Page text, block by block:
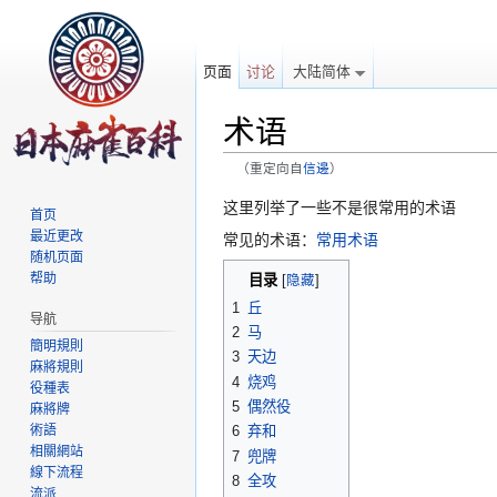
术语
（重定向自信邊）
这里列举了一些不是很常用的术语
常见的术语： 常用术语
目录 [隐藏]
1
丘
2 马
3 天边
4 烧鸡
5 偶然役
6 弃和
7 兜牌
8 全攻
页面 讨论 大陆简体
首页
最近更改
随机页面
帮助
导航
簡明規則
麻將規則
役種表
麻將牌
術語
相關網站
線下流程
流派